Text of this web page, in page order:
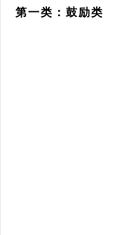
第一类：鼓励类